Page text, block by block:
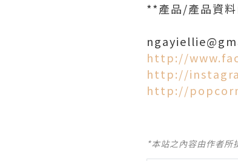
**產品/產品資料
http://
http://
http://
*本站之內容由作者所